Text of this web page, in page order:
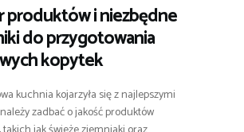
produktów i niezbędne
do przygotowania
kopytek
kuchnia kojarzyła się z najlepszymi
zadbać o jakość produktów